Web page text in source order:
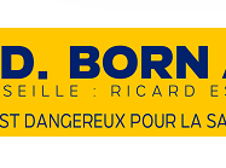
En savoir +